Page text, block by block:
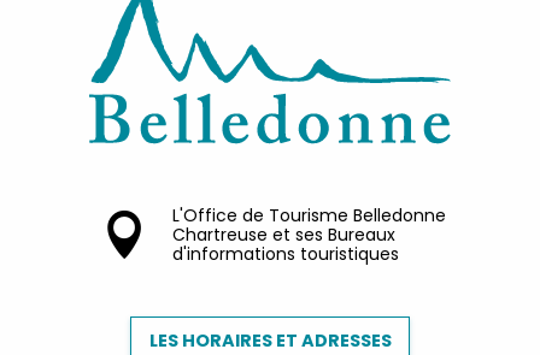
L'Office de Tourisme Belledonne
Chartreuse et ses Bureaux
d'informations touristiques
LES HORAIRES ET ADRESSES